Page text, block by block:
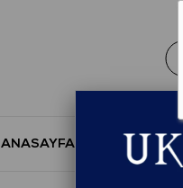
ANASAYFA YENİ SEZON